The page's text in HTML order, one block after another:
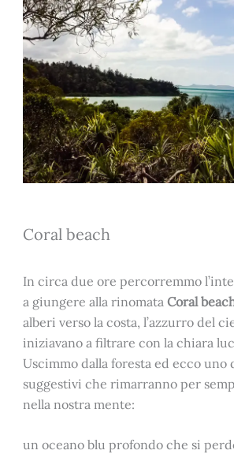
Coral beach
In circa due ore percorremmo
a giungere alla rinomata Coral
alberi verso la costa, l’azzurro del
iniziavano a filtrare con la chiara
Uscimmo dalla foresta ed ecco uno
suggestivi che rimarranno per
nella nostra mente:
un oceano blu profondo che si